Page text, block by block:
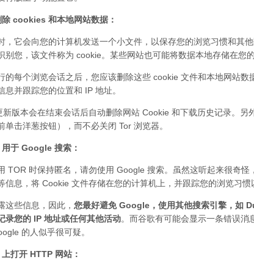
cookies 和本地网站数据：
，它会向您的计算机发送一个小文件，以保存您的浏览习惯和其
别您，该文件称为 cookie。某些网站也可能将数据本地存储在您的
的每个浏览会话之后，您应该删除这些 cookie 文件和本地网站数
息并跟踪您的位置和 IP 地址。
新版本会在结束会话后自动删除网站 Cookie 和下载历史记录。另
单击洋葱按钮），而不必关闭 Tor 浏览器。
于 Google 搜索：
TOR 时保持匿名，请勿使用 Google 搜索。虽然这听起来很奇
信息，将 Cookie 文件存储在您的计算机上，并跟踪您的浏览习惯
这些信息，因此， 您最好避免 Google，使用其他搜索引擎，如
录您的 IP 地址或任何其他活动。而谷歌有可能会显示一条错误消
的人似乎很可疑。
打开 HTTP 网站：